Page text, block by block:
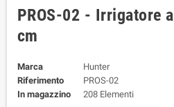
PROS-02 - Irrigatore
cm
Marca
Hunter
Riferimento
PROS-02
In magazzino
208 Elementi